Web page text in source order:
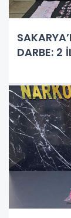
DARBE: 2